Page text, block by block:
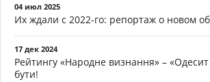
04 июл 2025
Их ждали с 2022-го: репортаж о новом
17 дек 2024
Рейтингу «Народне визнання» –
бути!